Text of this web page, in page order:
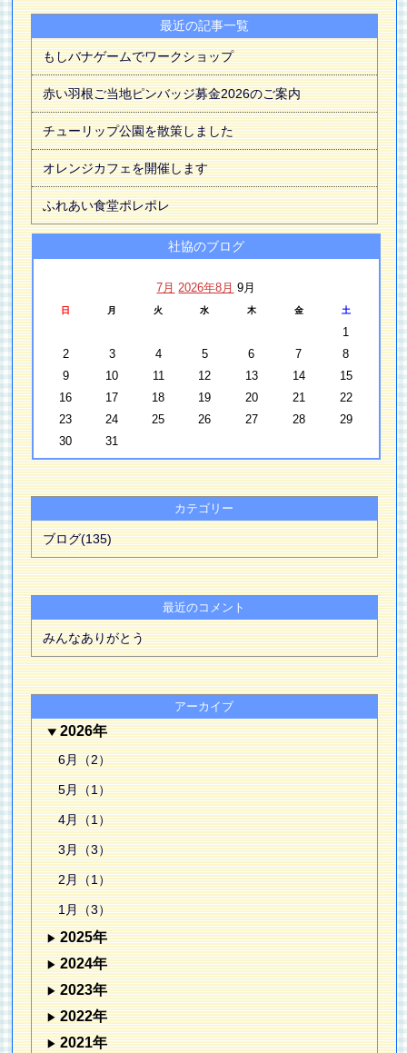
最近の記事一覧
もしバナゲームでワークショップ
赤い羽根ご当地ピンバッジ募金2026のご案内
チューリップ公園を散策しました
オレンジカフェを開催します
ふれあい食堂ポレポレ
社協のブログ
7月 2026年8月 9月
日 月 火 水 木 金 土
1
2
3 4 5 6 7
8
9
10 11 12 13 14
15
16
17 18 19 20 21
22
23
24 25 26 27 28
29
30
31
カテゴリー
ブログ(135)
最近のコメント
みんなありがとう
アーカイブ
2026年
6月（2）
5月（1）
4月（1）
3月（3）
2月（1）
1月（3）
2025年
2024年
2023年
2022年
2021年